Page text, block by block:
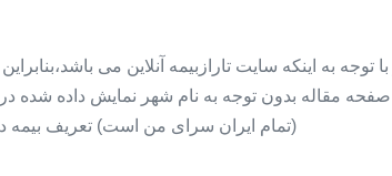
توجه به اینکه سایت تارازبیمه آنلاین می
مقاله بدون توجه به نام شهر نمایش داده شده در
(تمام ایران سرای من است) تعریف بیمه